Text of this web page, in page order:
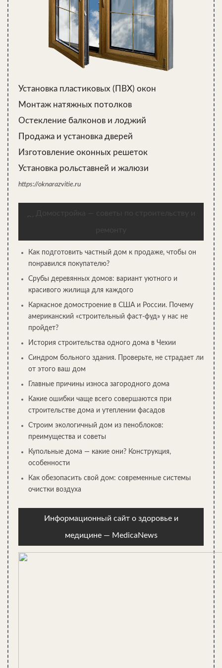
очередь на то, чтобы быстро промерзающий при минусовой
температуре кирпич не затрагивал теплообменные процессы в
бане – хотя бы потому, что его нагреть зимой абсолютно
нереально. А потому в таких парных возводят дополнительный
деревянный каркас.
Это могут быть вторые стены внутри бани – из бруса 10х10 см.
Для этого в бане делается обрешетка, на нее монтируется
гидроизоляционный материал, и возводится стена из бруса. На
нее набивается обрешетка и по ней же крепятся такие
материалы: стеклоткань и десятисантиметровый утеплитель, у
которого одна сторона – из фольги. Затем идет гидроизоляция
и набивается отделочная вагонка.
Можно реализовать и второй популярный вариант, как
утеплить баню из кирпича: вместо бруса используется еще
слой утеплителя такой же толщины, а между ними
прокладывается еще один слой гидроизоляции. Так как же
происходит сегодня утепление бани из бруса? В основном –
камышитовыми плитами, которые имеют малый вес, заранее
обрабатываются огнезащитным составом и стоят буквально
копейки. А, чтобы они еще и не гнили, их можно
дополнительно обработать 3% раствором железного купороса.
Вкладывать камышитовые плиты нужно в слой 15 м между
внутренней и внешней обивкой.
СЕЙЧАС ЧИТАЮТ:
Как построить горку из снега во дворе — подробная…
Как сделать ворота своими руками: виды ворот и
особенности…
Установка пластиковых (ПВХ) окон
Монтаж натяжных потолков
Остекление балконов и лоджий
Продажа и установка дверей
Изготовление оконных решеток
Установка рольставней и жалюзи
https://oknarazvitie.ru
Домостройка — советы по строительству и
ремонту
Как подготовить частный дом к продаже, чтобы он
понравился покупателю?
Срубы деревянных домов: вариант уютного и
красивого жилища для каждого
Каркасное домостроение в США и России. Почему
американский «строительный фаст-фуд» у нас не
пройдет?
История строительства одного дома в Чехии
Синдром больного здания. Проверьте, не страдает ли
от этого ваш дом
Главные причины износа загородного дома
Какие ошибки чаще всего совершаются при
строительстве дома и утеплении фасадов
Строим экологичный дом из пеноблоков:
преимущества и советы
Купольные дома — какие они? Конструкция,
особенности
Как обезопасить свой дом: современные системы
очистки воздуха
Информационный сайт о здоровье и
медицине — MedicaNews